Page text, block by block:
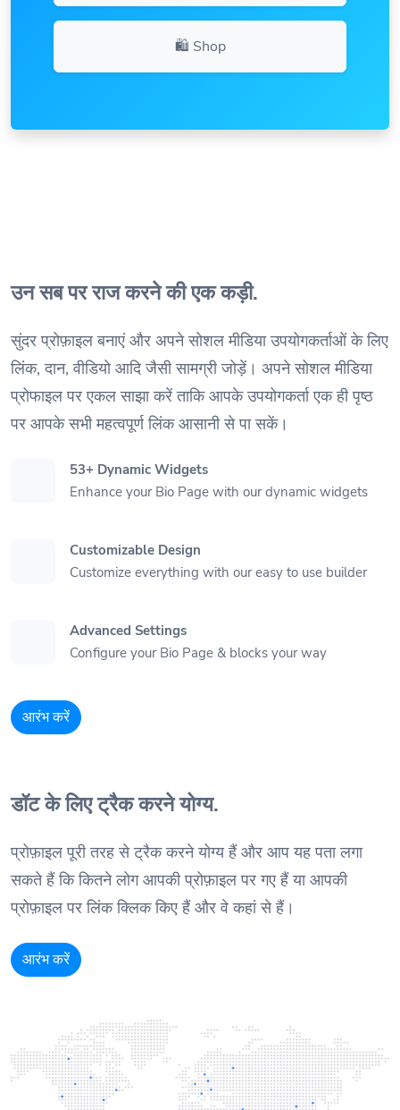
🛍️ Shop
उन सब पर राज करने की एक कड़ी.
सुंदर प्रोफ़ाइल बनाएं और अपने सोशल मीडिया उपयोगकर्ताओं के लिए
लिंक, दान, वीडियो आदि जैसी सामग्री जोड़ें। अपने सोशल मीडिया
प्रोफाइल पर एकल साझा करें ताकि आपके उपयोगकर्ता एक ही पृष्ठ
पर आपके सभी महत्वपूर्ण लिंक आसानी से पा सकें।
53+ Dynamic Widgets
Enhance your Bio Page with our dynamic widgets
Customizable Design
Customize everything with our easy to use builder
Advanced Settings
Configure your Bio Page & blocks your way
आरंभ करें
डॉट के लिए ट्रैक करने योग्य.
प्रोफ़ाइल पूरी तरह से ट्रैक करने योग्य हैं और आप यह पता लगा
सकते हैं कि कितने लोग आपकी प्रोफ़ाइल पर गए हैं या आपकी
प्रोफ़ाइल पर लिंक क्लिक किए हैं और वे कहां से हैं।
आरंभ करें